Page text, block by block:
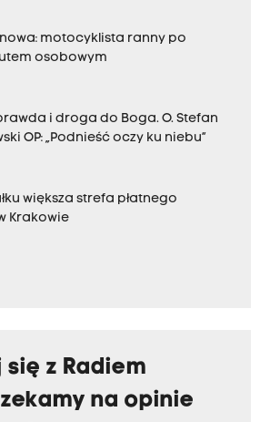
motocyklista ranny po
osobowym
i droga do Boga. O. Stefan
OP: „Podnieść oczy ku niebu”
większa strefa płatnego
Krakowie
z Radiem
na opinie